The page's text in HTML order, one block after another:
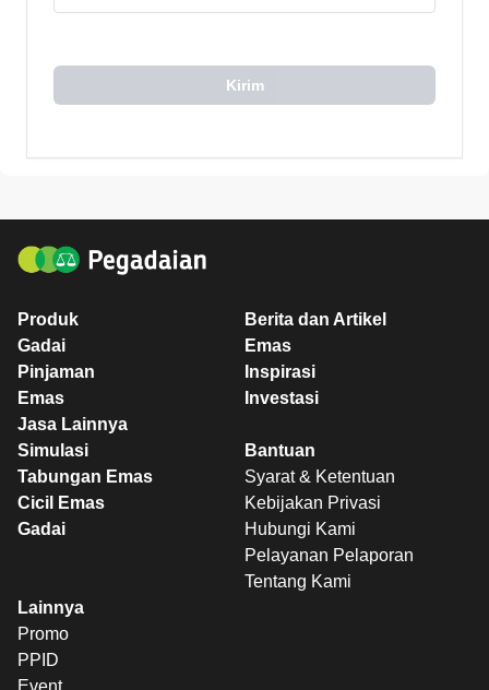
Kirim
Produk
Gadai
Pinjaman
Emas
Jasa Lainnya
Berita dan Artikel
Emas
Inspirasi
Investasi
Simulasi
Tabungan Emas
Cicil Emas
Gadai
Bantuan
Syarat & Ketentuan
Kebijakan Privasi
Hubungi Kami
Pelayanan Pelaporan
Tentang Kami
Lainnya
Promo
PPID
Event